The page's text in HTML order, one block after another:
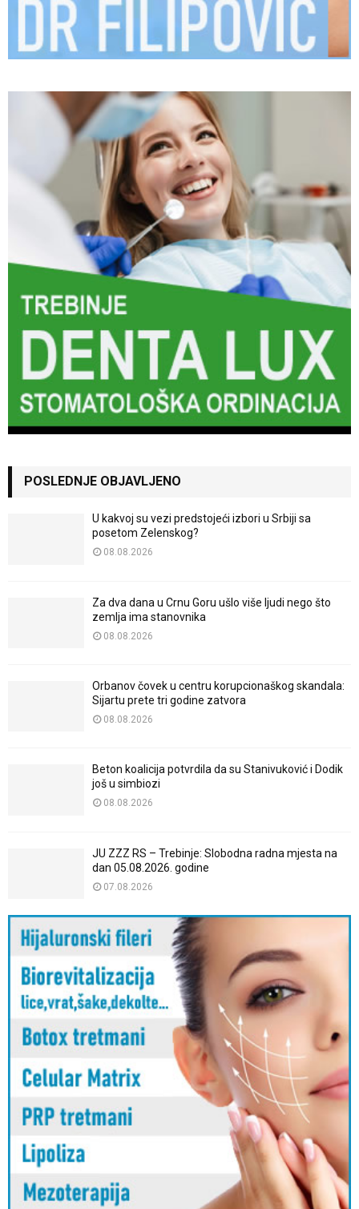
POSLEDNJE OBJAVLJENO
U kakvoj su vezi predstojeći izbori u Srbiji sa
posetom Zelenskog?
08.08.2026
Za dva dana u Crnu Goru ušlo više ljudi nego što
zemlja ima stanovnika
08.08.2026
Orbanov čovek u centru korupcionaškog skandala:
Sijartu prete tri godine zatvora
08.08.2026
Beton koalicija potvrdila da su Stanivuković i Dodik
još u simbiozi
08.08.2026
JU ZZZ RS – Trebinje: Slobodna radna mjesta na
dan 05.08.2026. godine
07.08.2026